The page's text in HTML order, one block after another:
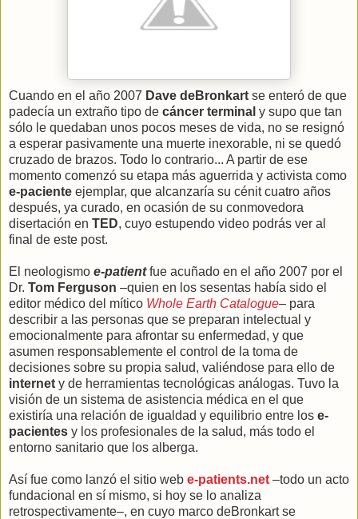
Cuando en el año 2007 Dave deBronkart se enteró de que
padecía un extraño tipo de cáncer terminal y supo que tan
sólo le quedaban unos pocos meses de vida, no se resignó
a esperar pasivamente una muerte inexorable, ni se quedó
cruzado de brazos. Todo lo contrario... A partir de ese
momento comenzó su etapa más aguerrida y activista como
e-paciente ejemplar, que alcanzaría su cénit cuatro años
después, ya curado, en ocasión de su conmovedora
disertación en TED, cuyo estupendo video podrás ver al
final de este post.
El neologismo e-patient fue acuñado en el año 2007 por el
Dr. Tom Ferguson –quien en los sesentas había sido el
editor médico del mítico Whole Earth Catalogue– para
describir a las personas que se preparan intelectual y
emocionalmente para afrontar su enfermedad, y que
asumen responsablemente el control de la toma de
decisiones sobre su propia salud, valiéndose para ello de
internet y de herramientas tecnológicas análogas. Tuvo la
visión de un sistema de asistencia médica en el que
existiría una relación de igualdad y equilibrio entre los e-
pacientes y los profesionales de la salud, más todo el
entorno sanitario que los alberga.
Así fue como lanzó el sitio web e-patients.net –todo un acto
fundacional en sí mismo, si hoy se lo analiza
retrospectivamente–, en cuyo marco deBronkart se